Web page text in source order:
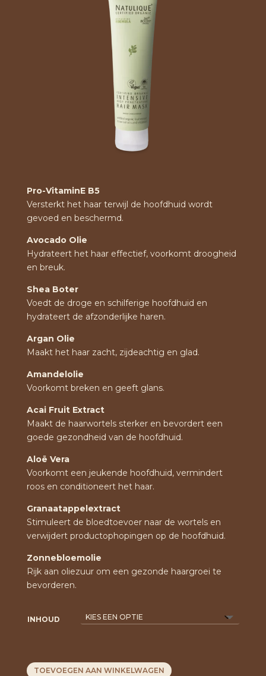
Pro-VitaminE B5
Versterkt het haar terwijl de hoofdhuid wordt
gevoed en beschermd.
Avocado Olie
Hydrateert het haar effectief, voorkomt droogheid
en breuk.
Shea Boter
Voedt de droge en schilferige hoofdhuid en
hydrateert de afzonderlijke haren.
Argan Olie
Maakt het haar zacht, zijdeachtig en glad.
Amandelolie
Voorkomt breken en geeft glans.
Acai Fruit Extract
Maakt de haarwortels sterker en bevordert een
goede gezondheid van de hoofdhuid.
Aloë Vera
Voorkomt een jeukende hoofdhuid, vermindert
roos en conditioneert het haar.
Granaatappelextract
Stimuleert de bloedtoevoer naar de wortels en
verwijdert productophopingen op de hoofdhuid.
Zonnebloemolie
Rijk aan oliezuur om een gezonde haargroei te
bevorderen.
INHOUD
TOEVOEGEN AAN WINKELWAGEN